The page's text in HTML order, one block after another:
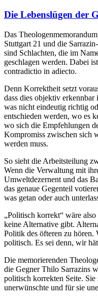
Die Lebenslügen der
Das
Stuttgart 21 und die
sind Schlachten, die im
geschlagen werden. Dabei
contradictio in adiecto.
Denn Korrektheit setzt
dass dies objektiv erkennbar
was nicht eindeutig richtig
entschieden werden, wo es
wo sich die Empfehlungen
Kompromiss zwischen sich
werden muss.
So sieht die Arbeitsteilung
Wenn die Verwaltung mit
Umweltdezernent und das
das genaue Gegenteil
was getan oder auch
„Politisch korrekt“ wäre
keine Alternative gibt.
Politik des öfteren zu hören.
politisch. Es sei denn, wir
Die memorierenden
die Gegner Thilo Sarrazins
politisch korrekten Seite.
unerwünschte und für sie